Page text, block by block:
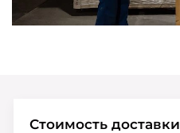
Стоимость доставки